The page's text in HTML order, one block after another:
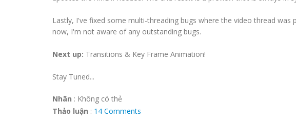
Lastly, I've fixed some multi-threading bugs where the video thread
now, I'm not aware of any outstanding bugs.
Next up: Transitions & Key Frame Animation!
Stay Tuned...
Nhãn : Không có thẻ
Thảo luận : 14 Comments